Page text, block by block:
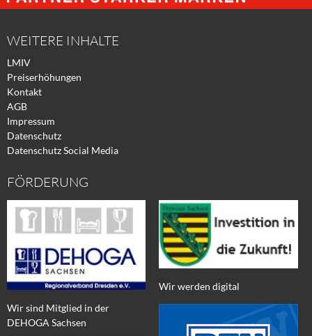
Facebook
Xing Twitter
WEITERE INHALTE
LMIV
Preiserhöhungen
Kontakt
AGB
Impressum
Datenschutz
Datenschutz Social Media
FÖRDERUNG
Wir sind Mitglied in der
DEHOGA Sachsen
Wir werden digital